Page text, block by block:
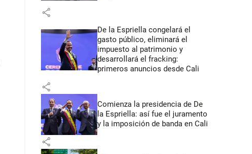
share
De la Espriella congelará el
gasto público, eliminará el
impuesto al patrimonio y
desarrollará el fracking:
primeros anuncios desde Cali
share
Comienza la presidencia de De
la Espriella: así fue el juramento
y la imposición de banda en Cali
share